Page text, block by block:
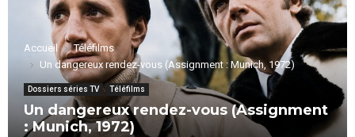
Accueil
Téléfilms
Un dangereux rendez-vous (Assignment : Munich, 1972)
Dossiers séries TV Téléfilms
Un dangereux rendez-vous (Assignment
: Munich, 1972)